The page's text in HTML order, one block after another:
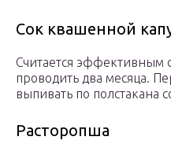
Сок квашенной
Считается эффективным
проводить два месяца.
выпивать по полстакана
Расторопша